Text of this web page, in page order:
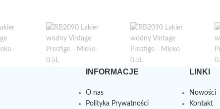
INFORMACJE
O nas
Polityka Prywatności
LINKI
Nowości
Kontakt